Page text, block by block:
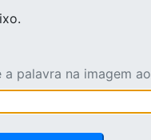
a palavra na imagem